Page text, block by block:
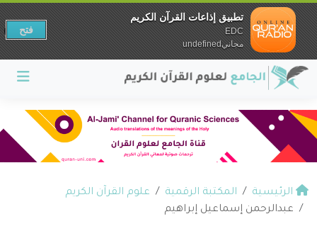
الرئيسية المكتبة الرقمية
علوم القرآن الكريم
عبدالرحمن إسماعيل إبراهيم
تطبيق إذاعات القرآن الكريم
EDC
مجانيundefined
فتح